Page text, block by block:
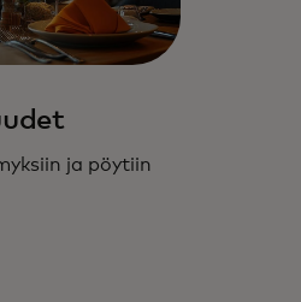
ja pöytiin